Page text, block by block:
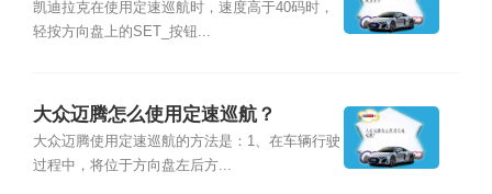
凯迪拉克在使用定速巡航时，速度高于40码时，
轻按方向盘上的SET_按钮...
大众迈腾怎么使用定速巡航？
大众迈腾使用定速巡航的方法是：1、在车辆行驶
过程中，将位于方向盘左后方...